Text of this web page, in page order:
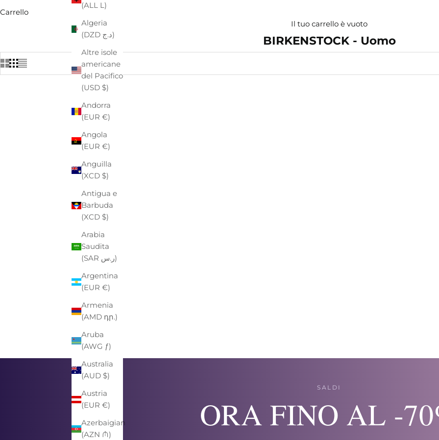
(ALL L)
Algeria
(DZD د.ج)
Altre isole
americane
del Pacifico
(USD $)
Andorra
(EUR €)
Angola
(EUR €)
Anguilla
(XCD $)
Antigua e
Barbuda
(XCD $)
Arabia
Saudita
(SAR ر.س)
Argentina
(EUR €)
Armenia
(AMD դր.)
Aruba
(AWG ƒ)
Australia
(AUD $)
Austria
(EUR €)
Azerbaigian
(AZN ₼)
Carrello
Il tuo carrello è vuoto
BIRKENSTOCK - Uomo
BIRKENSTOCK
SANDALI "ARIZONA" KHAKI IN EVA
CON DOPPIA FASCIA REGOLABILE
PREZZO-30%PREZZO SCONTATO
€38,50
SALDI
ORA FINO AL -